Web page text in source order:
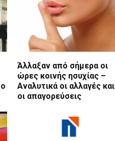
Άλλαξαν από σήμερα οι
ώρες κοινής ησυχίας –
Αναλυτικά οι αλλαγές και
οι απαγορεύσεις